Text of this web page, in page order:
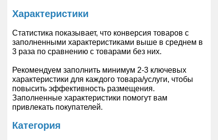
Характеристики
Статистика показывает, что конверсия товаров с
заполненными характеристиками выше в среднем в
3 раза по сравнению с товарами без них.
Рекомендуем заполнить минимум 2-3 ключевых
характеристики для каждого товара/услуги, чтобы
повысить эффективность размещения.
Заполненные характеристики помогут вам
привлекать покупателей.
Категория